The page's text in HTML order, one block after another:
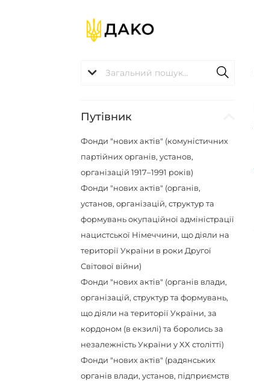
Путівник
Фонди "нових актів" (комуністичних
партійних органів, установ,
організацій 1917–1991 років)
Фонди "нових актів" (органів,
установ, організацій, структур та
формувань окупаційної адміністрації
нацистської Німеччини, що діяли на
території України в роки Другої
Світової війни)
Фонди "нових актів" (органів влади,
організацій, структур та формувань,
що діяли на території України, за
кордоном (в екзилі) та боролись за
незалежність України у XX столітті)
Фонди "нових актів" (радянських
органів влади, установ, підприємств